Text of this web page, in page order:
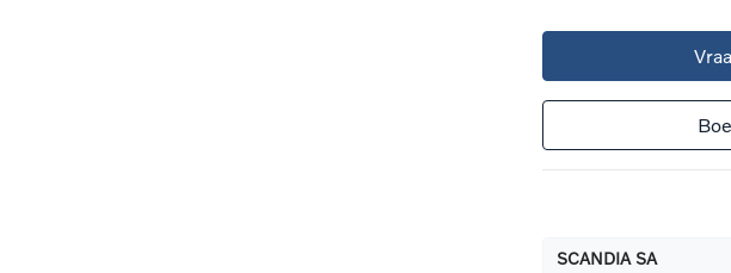
24/7 Pechverhelping
SCANDIA SA